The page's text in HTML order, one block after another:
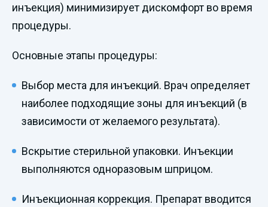
инъекция) минимизирует дискомфорт во время
процедуры.
Основные этапы процедуры:
Выбор места для инъекций. Врач определяет
наиболее подходящие зоны для инъекций (в
зависимости от желаемого результата).
Вскрытие стерильной упаковки. Инъекции
выполняются одноразовым шприцом.
Инъекционная коррекция. Препарат вводится